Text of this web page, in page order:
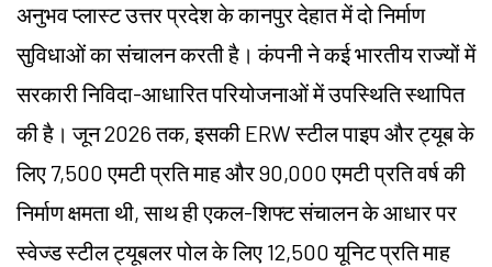
अनुभव प्लास्ट उत्तर प्रदेश के कानपुर देहात में दो निर्माण
सुविधाओं का संचालन करती है। कंपनी ने कई भारतीय राज्यों में
सरकारी निविदा-आधारित परियोजनाओं में उपस्थिति स्थापित
की है। जून 2026 तक, इसकी ERW स्टील पाइप और ट्यूब के
लिए 7,500 एमटी प्रति माह और 90,000 एमटी प्रति वर्ष की
निर्माण क्षमता थी, साथ ही एकल-शिफ्ट संचालन के आधार पर
स्वेज्ड स्टील ट्यूबलर पोल के लिए 12,500 यूनिट प्रति माह